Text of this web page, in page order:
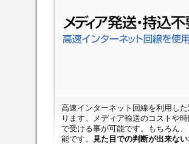
高速インターネット回線を利用した
ります。メディア輸送のコストや
で受ける事が可能です。もちろん
能です。
見た目での判断が出来ない